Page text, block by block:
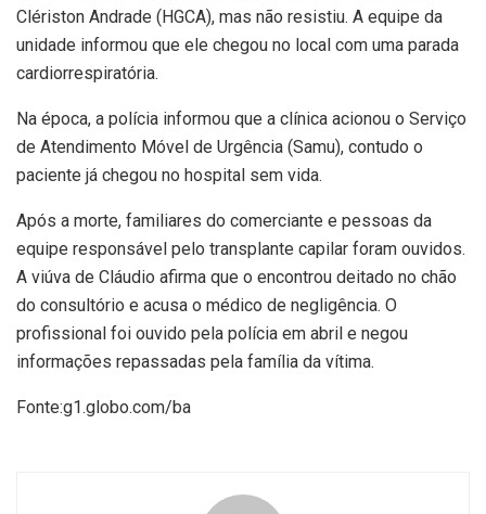
Clériston Andrade (HGCA), mas não resistiu. A equipe da
unidade informou que ele chegou no local com uma parada
cardiorrespiratória.
Na época, a polícia informou que a clínica acionou o Serviço
de Atendimento Móvel de Urgência (Samu), contudo o
paciente já chegou no hospital sem vida.
Após a morte, familiares do comerciante e pessoas da
equipe responsável pelo transplante capilar foram ouvidos.
A viúva de Cláudio afirma que o encontrou deitado no chão
do consultório e acusa o médico de negligência. O
profissional foi ouvido pela polícia em abril e negou
informações repassadas pela família da vítima.
Fonte:g1.globo.com/ba